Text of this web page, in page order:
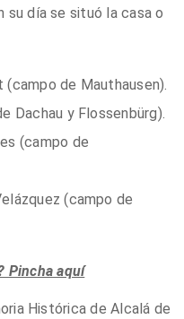
día se situó la casa o
(campo de Mauthausen).
Dachau y Flossenbürg).
(campo de
(campo de
Pincha aquí
Histórica de Alcalá de